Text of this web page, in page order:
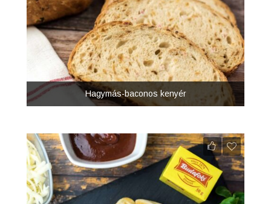
Hagymás-baconos kenyér